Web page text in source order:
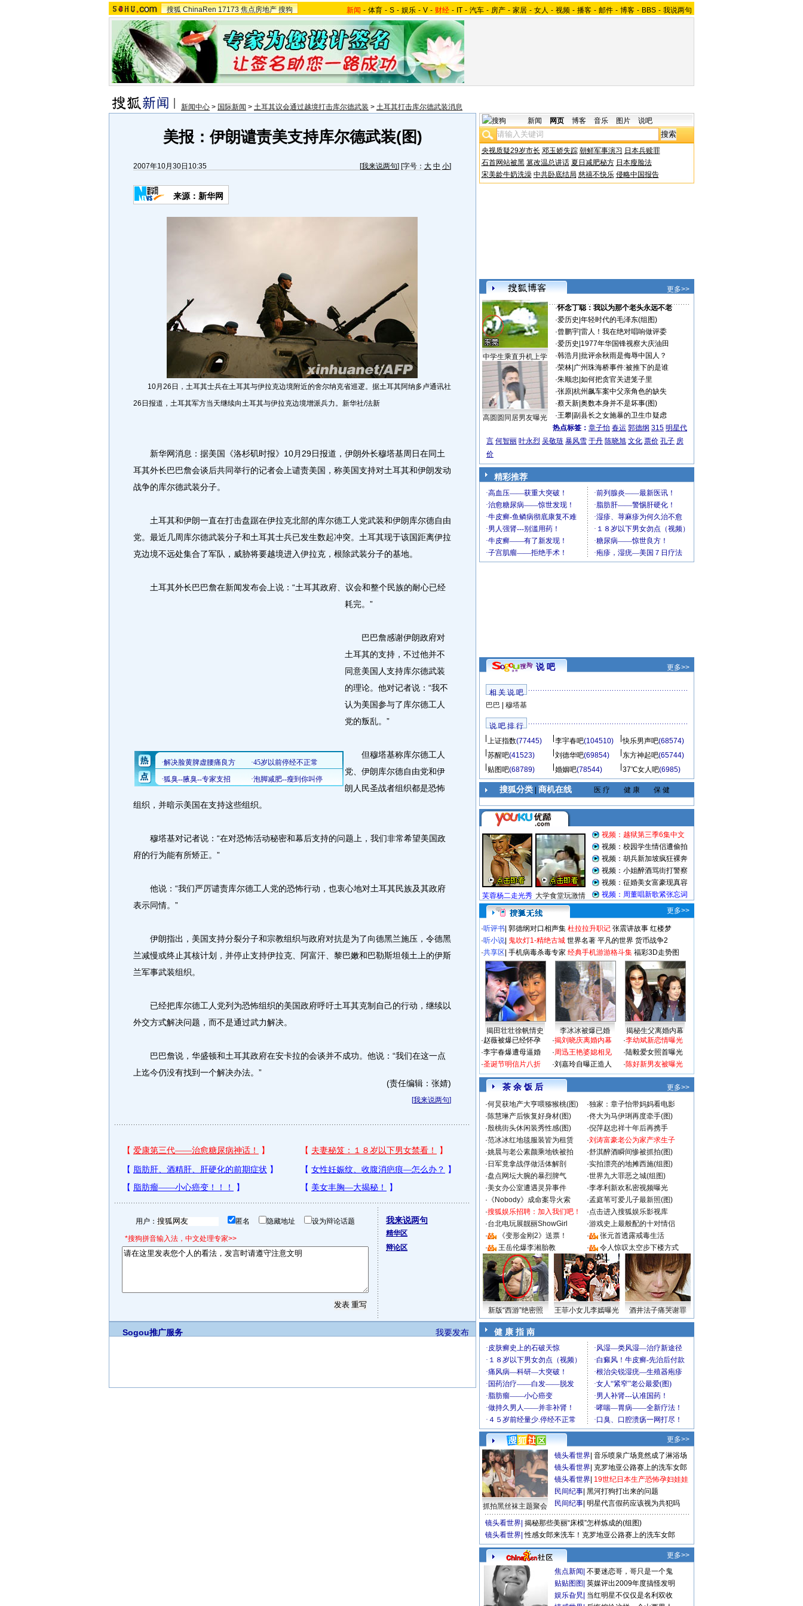
搜狐 ChinaRen 17173 焦点房地产 搜狗 新闻 - 体育 - S - 娱乐 - V - 财经 - IT - 汽车 - 房产 - 家居 - 女人 - 视频 - 播客 - 邮件 - 博客 - BBS - 我说两句
新闻中心 > 国际新闻 > 土耳其议会通过越境打击库尔德武装 > 土耳其打击库尔德武装消息
美报：伊朗谴责美支持库尔德武装(图)
2007年10月30日10:35 [我来说两句] [字号： 大 中 小]
来源：新华网
10月26日，土耳其士兵在土耳其与伊拉克边境附近的舍尔纳克省巡逻。据土耳其阿纳多卢通讯社
26日报道，土耳其军方当天继续向土耳其与伊拉克边境增派兵力。新华社/法新
新华网消息：据美国《洛杉矶时报》10月29日报道，伊朗外长穆塔基周日在同土
耳其外长巴巴詹会谈后共同举行的记者会上谴责美国，称美国支持对土耳其和伊朗发动
战争的库尔德武装分子。
土耳其和伊朗一直在打击盘踞在伊拉克北部的库尔德工人党武装和伊朗库尔德自由
党。最近几周库尔德武装分子和土耳其士兵已发生数起冲突。土耳其现于该国距离伊拉
克边境不远处集合了军队，威胁将要越境进入伊拉克，根除武装分子的基地。
土耳其外长巴巴詹在新闻发布会上说：“土耳其政府、议会和整个民族的耐心已经
耗完。 ”
巴巴詹感谢伊朗政府对
土耳其的支持，不过他并不
同意美国人支持库尔德武装
的理论。他对记者说：“我不
认为美国参与了库尔德工人
党的叛乱。”
但穆塔基称库尔德工人
党、伊朗库尔德自由党和伊
朗人民圣战者组织都是恐怖
组织，并暗示美国在支持这些组织。
穆塔基对记者说：“在对恐怖活动秘密和幕后支持的问题上，我们非常希望美国政
府的行为能有所矫正。”
他说：“我们严厉谴责库尔德工人党的恐怖行动，也衷心地对土耳其民族及其政府
表示同情。”
伊朗指出，美国支持分裂分子和宗教组织与政府对抗是为了向德黑兰施压，令德黑
兰减慢或终止其核计划，并停止支持伊拉克、阿富汗、黎巴嫩和巴勒斯坦领土上的伊斯
兰军事武装组织。
已经把库尔德工人党列为恐怖组织的美国政府呼吁土耳其克制自己的行动，继续以
外交方式解决问题，而不是通过武力解决。
巴巴詹说，华盛顿和土耳其政府在安卡拉的会谈并不成功。他说：“我们在这一点
上迄今仍没有找到一个解决办法。”
(责任编辑：张婧)
[我来说两句]
用户： 匿名 隐藏地址 设为辩论话题
*搜狗拼音输入法，中文处理专家>>
我来说两句
精华区
辩论区
我要发布
Sogou推广服务
新闻 网页 博客 音乐 图片 说吧
央视质疑29岁市长 邓玉娇失踪 朝鲜军事演习 日本兵赎罪
石首网站被黑 篡改温总讲话 夏日减肥秘方 日本瘦脸法
宋美龄牛奶洗澡 中共卧底结局 慈禧不快乐 侵略中国报告
更多>>
中学生乘直升机上学
高圆圆同居男友曝光
·怀念丁聪：我以为那个老头永远不老
·爱历史 年轻时代的毛泽东(组图)
·曾鹏宇| 雷人！我在绝对唱响做评委
·爱历史 1977年华国锋视察大庆油田
·韩浩月 批评余秋雨是侮辱中国人？
·荣林| 广州珠海桥事件:被推下的是谁
·朱顺忠 如何把贪官关进笼子里
·张原| 杭州飙车案中父亲角色的缺失
·蔡天新| 奥数本身并不是坏事(图)
·王攀| 副县长之女施暴的卫生巾疑虑
热点标签： 章子怡 春运 郭德纲 315 明星代
言 何智丽 叶永烈 吴敬琏 暴风雪 于丹 陈晓旭 文化 票价 孔子 房
价
精彩推荐
说 吧 更多>>
相 关 说 吧
巴巴
穆塔基
说 吧 排 行
上证指数(77445) 李宇春吧(104510) 快乐男声吧(68574)
苏醒吧(41523) 刘德华吧(69854) 东方神起吧(65744)
贴图吧(68789) 婚姻吧(78544) 37℃女人吧(6985)
搜狐分类| 商机在线 医 疗 健 康 保 健
芙蓉杨二走光秀 大学食堂玩激情
视频：越狱第三季6集中文
视频：校园学生情侣遭偷拍
视频：胡兵新加坡疯狂裸奔
视频：小姐醉酒骂街打警察
视频：征婚美女富豪现真容
视频：周董唱新歌紧张忘词
更多>>
·听评书 郭德纲对口相声集 杜拉拉升职记 张震讲故事 红楼梦
·听小说 鬼吹灯1-精绝古城 世界名著 平凡的世界 货币战争2
·共享区 手机病毒杀毒专家 经典手机游游格斗集 福彩3D走势图
揭田壮壮徐帆情史 李冰冰被爆已婚
揭秘生父离婚内幕
·赵薇被爆已经怀孕
·李宇春爆遭母逼婚
·圣诞节明信片八折
·揭刘晓庆离婚内幕
·周迅王艳婆媳相见
·刘嘉玲自曝正造人
·李幼斌新恋情曝光
·陆毅爱女照首曝光
·陈好新男友被曝光
茶 余 饭 后
更多>>
·何炅获地产大亨喂猕猴桃(图) ·独家：章子怡带妈妈看电影
·陈慧琳产后恢复好身材(图) ·佟大为马伊琍再度牵手(图)
·殷桃街头休闲装秀性感(图) ·倪萍赵忠祥十年后再携手
·范冰冰红地毯服装皆为租赁 ·刘涛富豪老公为家产求生子
·姚晨与老公素颜乘地铁被拍 ·舒淇醉酒瞬间惨被抓拍(图)
· 日军竟拿战俘做活体解剖 ·实拍漂亮的地摊西施(组图)
·盘点网坛大腕的暴烈脾气 ·世界九大罪恶之城(组图)
·美女办公室遭遇灵异事件 ·李孝利新欢私密视频曝光
· 《Nobody》成命案导火索 ·孟庭苇可爱儿子最新照(图)
·搜狐娱乐招聘：加入我们吧！ ·点击进入搜狐娱乐影视库
·台北电玩展靓丽ShowGirl ·游戏史上最般配的十对情侣
·
《变形金刚2》送票！ ·
张元首透露戒毒生活
·
王岳伦爆李湘胎教 · 令人惊叹太空步下楼方式
新版“西游”绝密照 王菲小女儿李嫣曝光 酒井法子痛哭谢罪
健 康 指 南
更多>>
抓拍黑丝袜主题聚会
镜头看世界 音乐喷泉广场竟然成了淋浴场
镜头看世界 克罗地亚公路赛上的洗车女郎
镜头看世界 19世纪日本生产恐怖孕妇娃娃
民间纪事 黑河打狗打出来的问题
民间纪事 明星代言假药应该视为共犯吗
镜头看世界 揭秘那些美丽“床模”怎样炼成的(组图)
镜头看世界 性感女郎来洗车！克罗地亚公路赛上的洗车女郎
更多>>
焦点新闻 不要迷恋哥，哥只是一个鬼
贴贴图图 英媒评出2009年度搞怪发明
娱乐旮旯 当红明星不仅仅是名利双收